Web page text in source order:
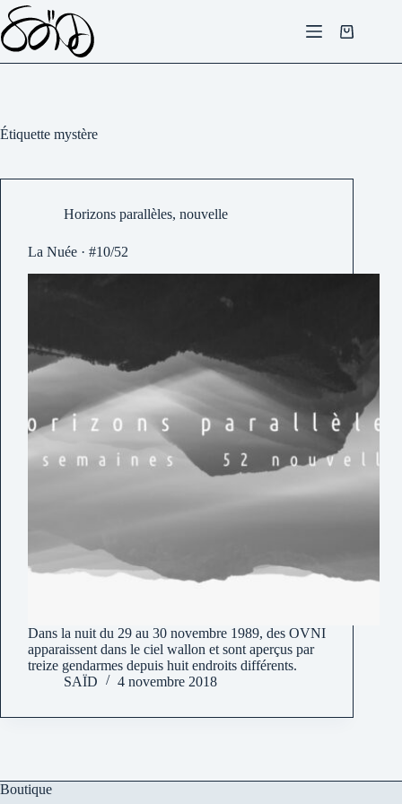
Passer
au
contenu
Panier
Étiquette mystère
Horizons parallèles, nouvelle
La Nuée · #10/52
Dans la nuit du 29 au 30 novembre 1989, des OVNI
apparaissent dans le ciel wallon et sont aperçus par
treize gendarmes depuis huit endroits différents.
SAÏD
4 novembre 2018
Boutique